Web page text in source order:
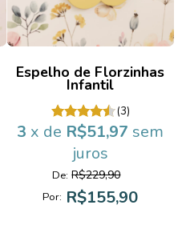
Espelho de Florzinhas
Infantil
(3)
3 x de R$51,97 sem
juros
De: R$229,90
Por: R$155,90